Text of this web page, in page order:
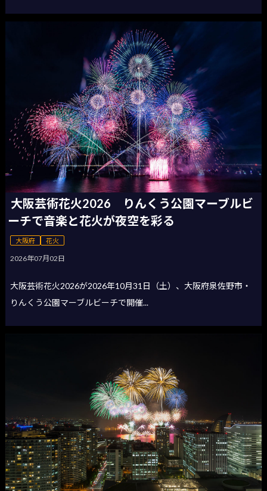
大阪芸術花火2026 りんくう公園マーブルビ
ーチで音楽と花火が夜空を彩る
大阪府 花火
2026年07月02日
大阪芸術花火2026が2026年10月31日（土）、大阪府泉佐野市・
りんくう公園マーブルビーチで開催...